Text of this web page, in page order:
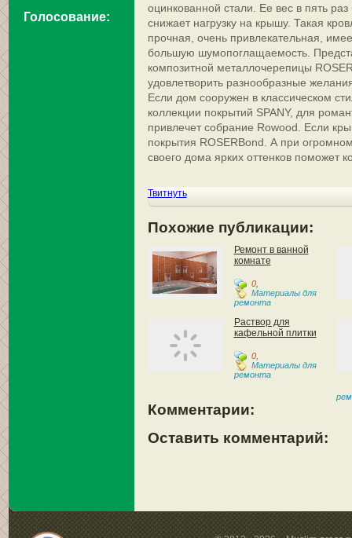
Голосование:
оцинкованной стали. Ее вес в пять
снижает нагрузку на крышу. Такая
прочная, очень привлекательная,
большую шумопоглащаемость.
композитной металлочерепицы
удовлетворить разнообразные
Если дом сооружен в классическом
коллекции покрытий SPANY, для
привлечет собрание Rowood. Если
покрытия ROSERBond. А при
своего дома ярких оттенков поможет
Твитнуть
Похожие публикации:
Ремонт в ванной
комнате
0,
Материалы для
ремонта
Раствор для
кафельной плитки
0,
Материалы для
ремонта
Комментарии:
Оставить комментарий: